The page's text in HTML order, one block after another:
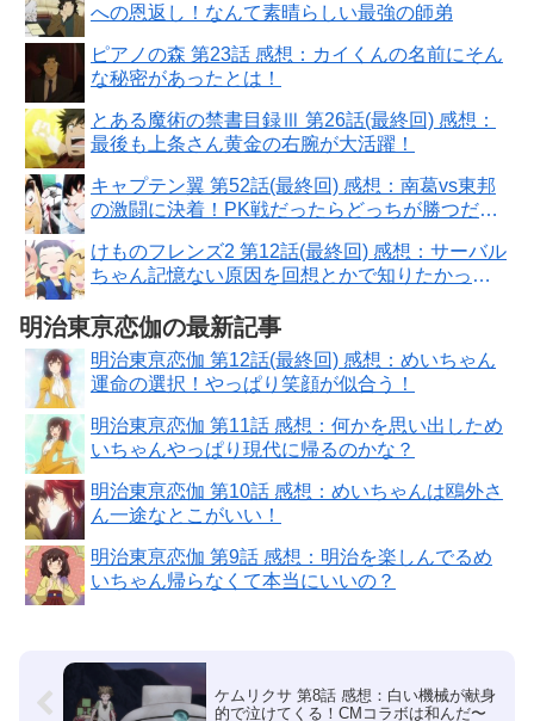
への恩返し！なんて素晴らしい最強の師弟
ピアノの森 第23話 感想：カイくんの名前にそん
な秘密があったとは！
とある魔術の禁書目録Ⅲ 第26話(最終回) 感想：
最後も上条さん黄金の右腕が大活躍！
キャプテン翼 第52話(最終回) 感想：南葛vs東邦
の激闘に決着！PK戦だったらどっちが勝つだろ
けものフレンズ2 第12話(最終回) 感想：サーバル
ちゃん記憶ない原因を回想とかで知りたかっ
明治東亰恋伽の最新記事
明治東亰恋伽 第12話(最終回) 感想：めいちゃん
運命の選択！やっぱり笑顔が似合う！
明治東亰恋伽 第11話 感想：何かを思い出しため
いちゃんやっぱり現代に帰るのかな？
明治東亰恋伽 第10話 感想：めいちゃんは鴎外さ
ん一途なとこがいい！
明治東亰恋伽 第9話 感想：明治を楽しんでるめ
いちゃん帰らなくて本当にいいの？
ケムリクサ 第8話 感想：白い機械が献身
的で泣けてくる！CMコラボは和んだ〜